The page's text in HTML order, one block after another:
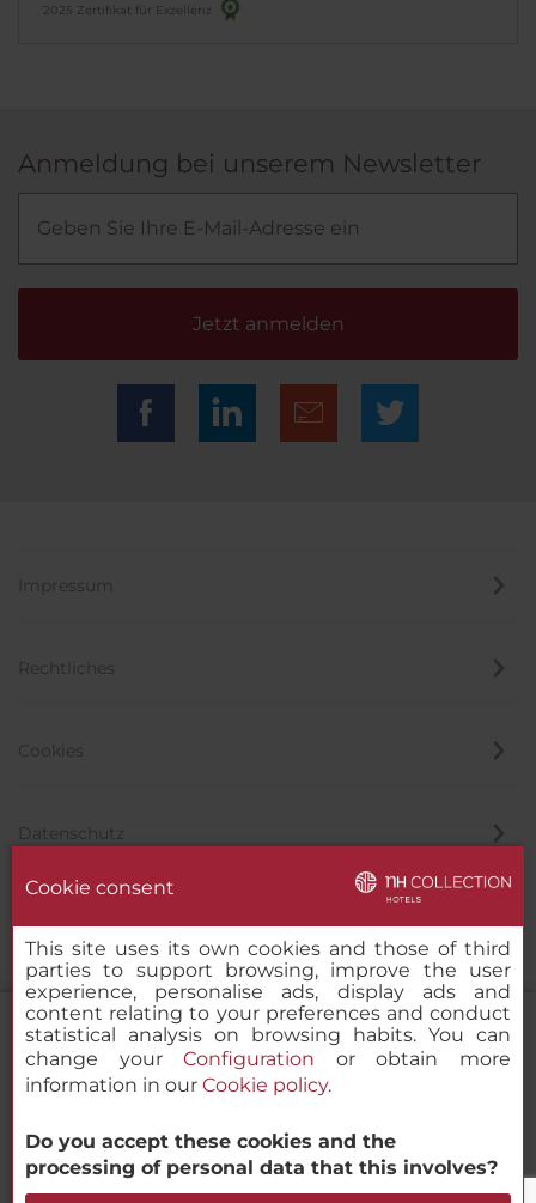
NH Collection Buenos Aires Centro
Histórico
2025 Zertifikat für Exzellenz
Anmeldung bei unserem Newsletter
Jetzt anmelden
Impressum
Rechtliches
Cookies
Datenschutz
© 2000 – 2026 MINOR HOTELS EUROPE & AMERICAS Santa Engracia
120. 28003 Madrid, Spanien
Cookie consent
This site uses its own cookies and those of third
parties to support browsing, improve the user
experience, personalise ads, display ads and
content relating to your preferences and conduct
statistical analysis on browsing habits. You can
change yourConfiguration or obtain more
information in our Cookie policy.
Do you accept these cookies and the
processing of personal data that this involves?